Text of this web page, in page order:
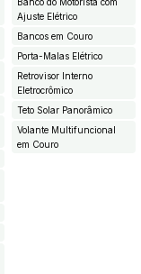
Ajuste Elétrico
Bancos em Couro
Porta-Malas Elétrico
Retrovisor Interno
Eletrocrômico
Teto Solar Panorâmico
Volante Multifuncional
em Couro